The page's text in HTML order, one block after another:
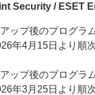
Security / ESET
ップ後のプログラ
年4月15日より順
ップ後のプログラ
年3月25日より順